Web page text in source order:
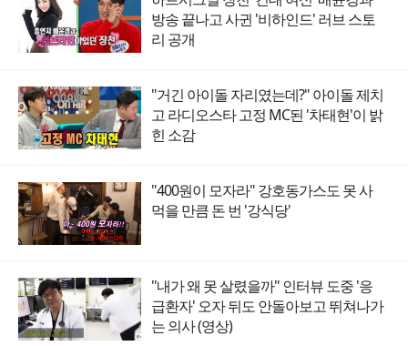
방송 끝나고 사귄 '비하인드' 러브 스토
리 공개
"거긴 아이돌 자리였는데?" 아이돌 제치
고 라디오스타 고정 MC된 '차태현'이 밝
힌 소감
"400원이 모자라" 강호동가스도 못 사
먹을 만큼 돈 번 '강식당'
"내가 왜 못 살렸을까" 인터뷰 도중 '응
급환자' 오자 뒤도 안돌아보고 뛰쳐나가
는 의사 (영상)